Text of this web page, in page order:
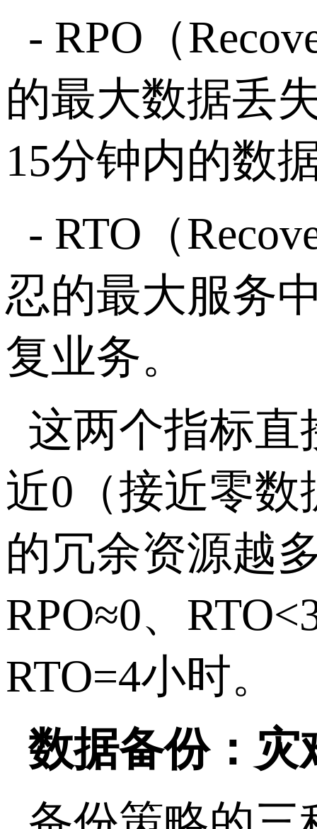
- RPO （
的最大数据丢
15分钟内的数
- RTO （
忍的最大服务
复业务。
这两个指标直
近0 （接近零
的冗余资源越
RPO≈0、
RTO=4小时。
数据备份：灾